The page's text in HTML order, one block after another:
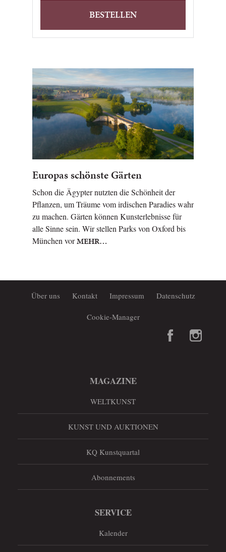
BESTELLEN
Europas schönste Gärten
Schon die Ägypter nutzten die Schönheit der
Pflanzen, um Träume vom irdischen Paradies wahr
zu machen. Gärten können Kunsterlebnisse für
alle Sinne sein. Wir stellen Parks von Oxford bis
München vorMEHR…
Über uns Kontakt Impressum Datenschutz
Cookie-Manager
MAGAZINE
WELTKUNST
KUNST UND AUKTIONEN
KQ Kunstquartal
Abonnements
SERVICE
Kalender